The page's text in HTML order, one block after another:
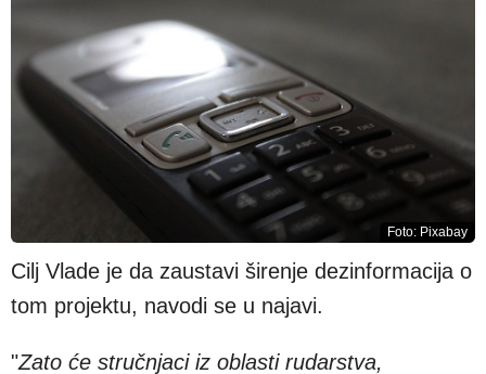
Foto: Pixabay
Cilj Vlade je da zaustavi širenje dezinformacija o
tom projektu, navodi se u najavi.
"Zato će stručnjaci iz oblasti rudarstva,